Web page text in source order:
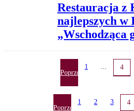
Restauracja z
najlepszych w
„Wschodząca
Poprzednia
1 ... 4
Poprzednia
1 2 3 4